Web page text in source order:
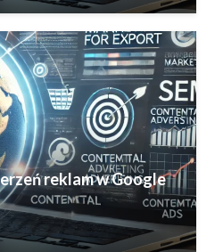
reklam w Google